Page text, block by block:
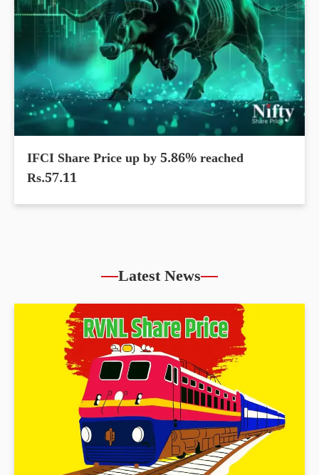
IFCI Share Price up by 5.86% reached
Rs.57.11
Latest News